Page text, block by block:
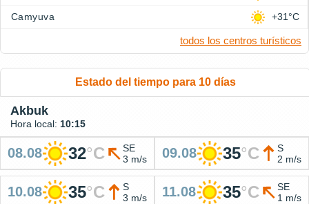
Camyuva +31°C
todos los centros turísticos
Estado del tiempo para 10 días
Akbuk
Hora local: 10:15
08.08 32°C
SE
3 m/s
09.08 35°C
S
2 m/s
10.08 35°C
S
3 m/s
11.08 35°C
SE
1 m/s